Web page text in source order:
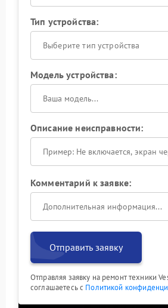
Тип устройства:
Выберите тип устройства
Модель устройства:
Описание неисправности:
Комментарий к заявке:
Отправить заявку
Отправляя заявку на ремонт техники
соглашаетесь с Политикой